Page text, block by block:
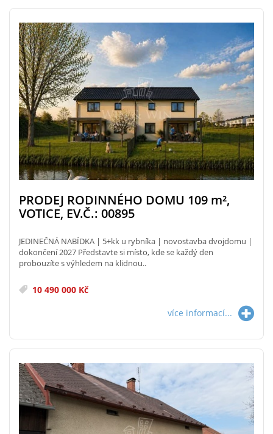
PRODEJ RODINNÉHO DOMU 109 m²,
VOTICE, EV.Č.: 00895
JEDINEČNÁ NABÍDKA | 5+kk u rybníka | novostavba dvojdomu |
dokončení 2027 Představte si místo, kde se každý den
probouzíte s výhledem na klidnou..
10 490 000 Kč
více informací...